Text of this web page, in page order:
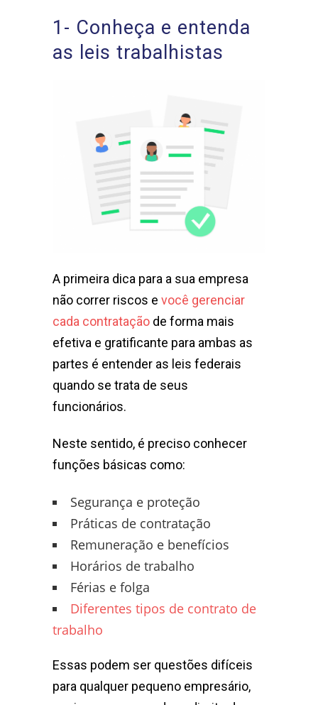
1- Conheça e entenda
as leis trabalhistas
A primeira dica para a sua empresa
não correr riscos e você gerenciar
cada contratação de forma mais
efetiva e gratificante para ambas as
partes é entender as leis federais
quando se trata de seus
funcionários.
Neste sentido, é preciso conhecer
funções básicas como:
Segurança e proteção
Práticas de contratação
Remuneração e benefícios
Horários de trabalho
Férias e folga
Diferentes tipos de contrato de
trabalho
Essas podem ser questões difíceis
para qualquer pequeno empresário,